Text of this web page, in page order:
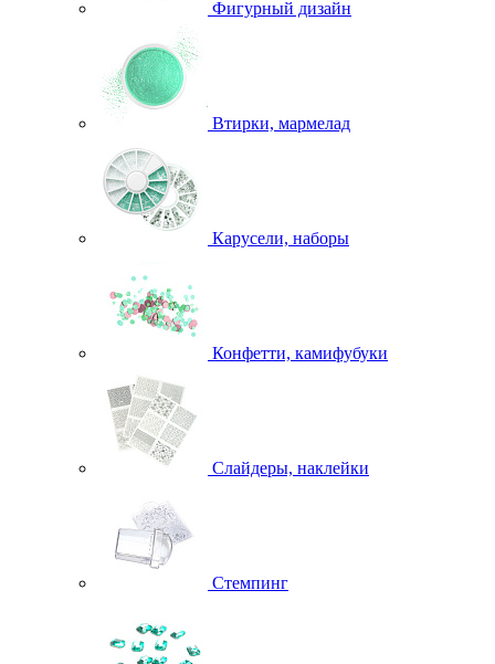
Фигурный дизайн
Втирки, мармелад
Карусели, наборы
Конфетти, камифубуки
Слайдеры, наклейки
Стемпинг